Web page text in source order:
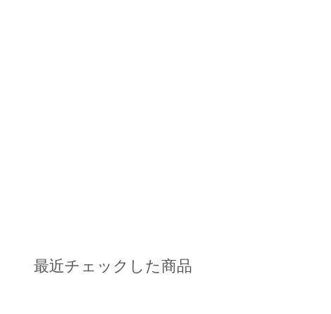
最近チェックした商品